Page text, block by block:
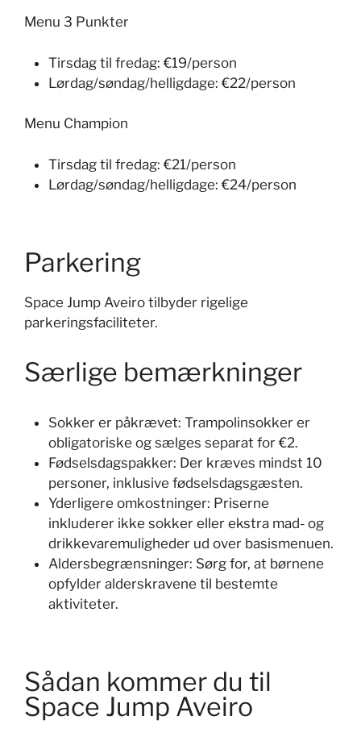
Menu 3 Punkter
Tirsdag til fredag: €19/person
Lørdag/søndag/helligdage: €22/person
Menu Champion
Tirsdag til fredag: €21/person
Lørdag/søndag/helligdage: €24/person
Parkering
Space Jump Aveiro tilbyder rigelige
parkeringsfaciliteter.
Særlige bemærkninger
Sokker er påkrævet: Trampolinsokker er
obligatoriske og sælges separat for €2.
Fødselsdagspakker: Der kræves mindst 10
personer, inklusive fødselsdagsgæsten.
Yderligere omkostninger: Priserne
inkluderer ikke sokker eller ekstra mad- og
drikkevaremuligheder ud over basismenuen.
Aldersbegrænsninger: Sørg for, at børnene
opfylder alderskravene til bestemte
aktiviteter.
Sådan kommer du til
Space Jump Aveiro